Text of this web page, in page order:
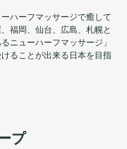
ハーフマッサージで癒して
福岡、仙台、広島、札幌と
ニューハーフマッサージ」
ることが出来る日本を目指
プ